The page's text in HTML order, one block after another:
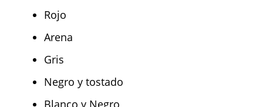
Rojo
Arena
Gris
Negro y tostado